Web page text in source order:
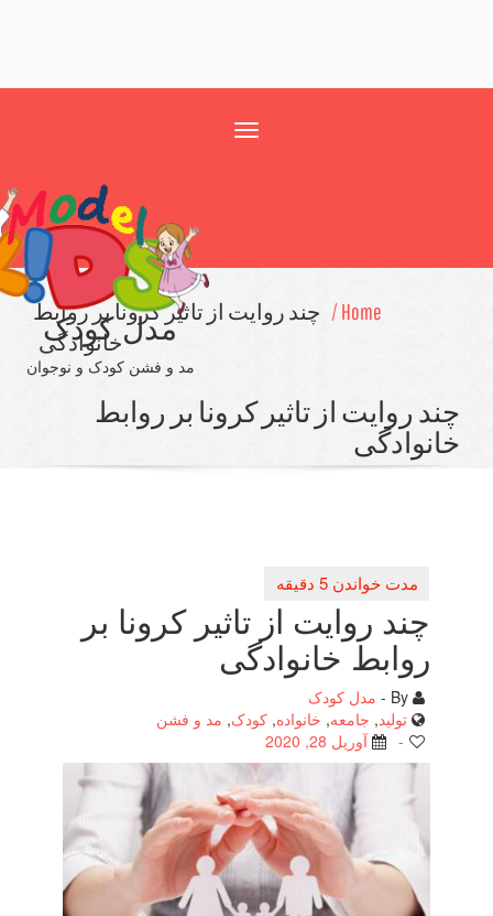
مدل کودک
مد و فشن کودک و نوجوان
چند روایت از تاثیر كرونا بر روابط
خانوادگی
روایت از تاثیر كرونا بر روابط
چند روایت از تاثیر كرونا بر
روابط خانوادگی
مدل کودک
جامعه,خانواده, کودک,مد و فشن
آوریل 28, 2020